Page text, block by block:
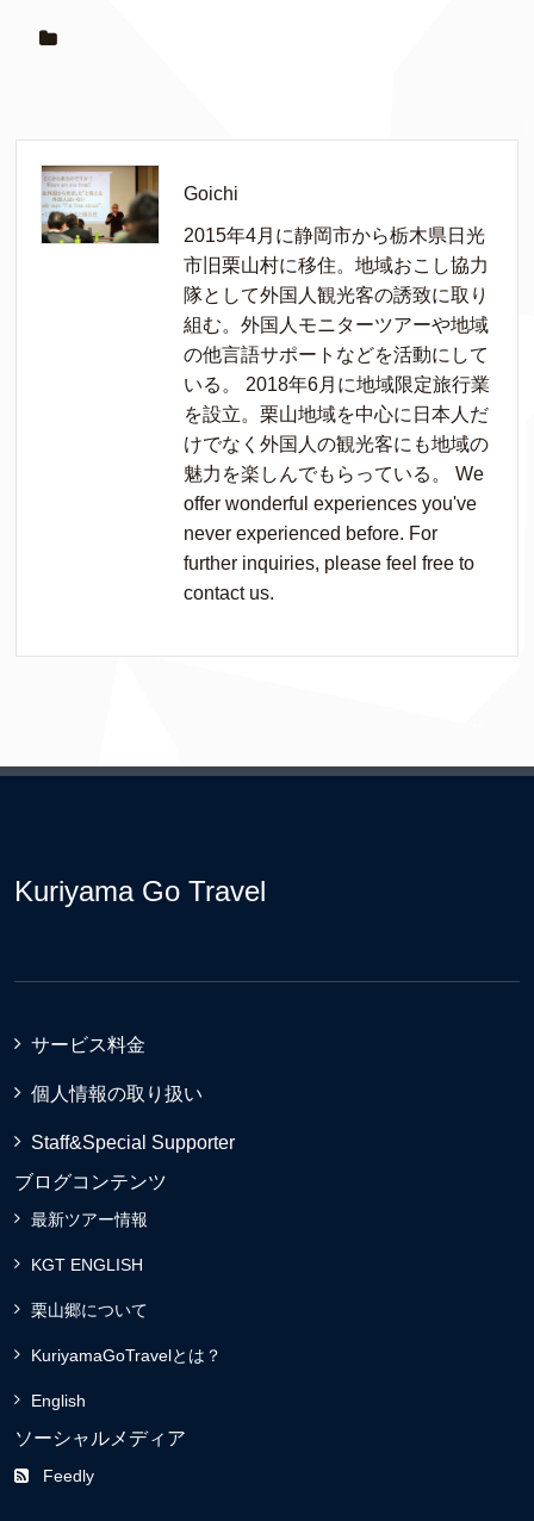
Goichi
2015年4月に静岡市から栃木県日光
市旧栗山村に移住。地域おこし協力
隊として外国人観光客の誘致に取り
組む。外国人モニターツアーや地域
の他言語サポートなどを活動にして
いる。 2018年6月に地域限定旅行業
を設立。栗山地域を中心に日本人だ
けでなく外国人の観光客にも地域の
魅力を楽しんでもらっている。 We
offer wonderful experiences you've
never experienced before. For
further inquiries, please feel free to
contact us.
Kuriyama Go Travel
サービス料金
個人情報の取り扱い
Staff&Special Supporter
ブログコンテンツ
最新ツアー情報
KGT ENGLISH
栗山郷について
KuriyamaGoTravelとは？
English
ソーシャルメディア
Feedly